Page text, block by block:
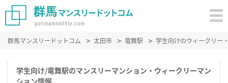
群馬マンスリードットコム 太田市 竜舞駅 学生向けのウィークリー
学生向け/竜舞駅のマンスリーマンション・ウィークリーマン
ション情報